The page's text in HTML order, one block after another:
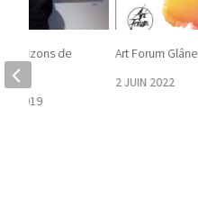
Art Forum Glâne
2 JUIN 2022
Horizons de
2019